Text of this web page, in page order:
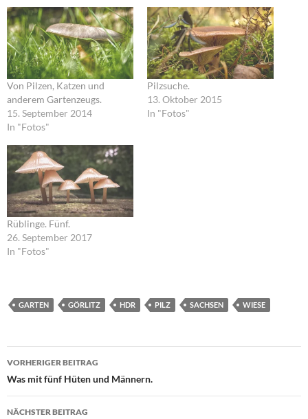
Von Pilzen, Katzen und
anderem Gartenzeugs.
15. September 2014
In "Fotos"
Pilzsuche.
13. Oktober 2015
In "Fotos"
Rüblinge. Fünf.
26. September 2017
In "Fotos"
GARTEN GÖRLITZ HDR PILZ SACHSEN WIESE
Beitragsnavigation
VORHERIGER BEITRAG
Was mit fünf Hüten und Männern.
NÄCHSTER BEITRAG